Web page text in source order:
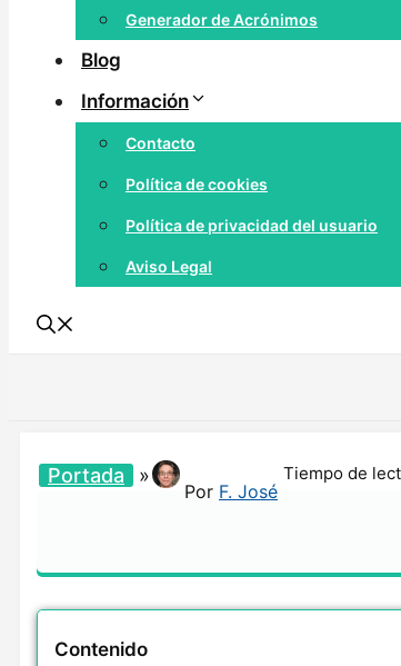
Generador de Acrónimos
Blog
Información
Contacto
Política de cookies
Política de privacidad del usuario
Aviso Legal
Portada »
Por F. José
Tiempo de
Contenido